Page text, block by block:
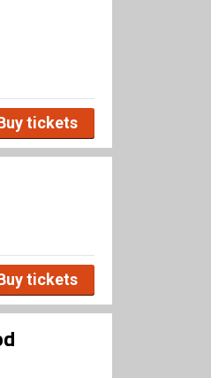
tickets
tickets